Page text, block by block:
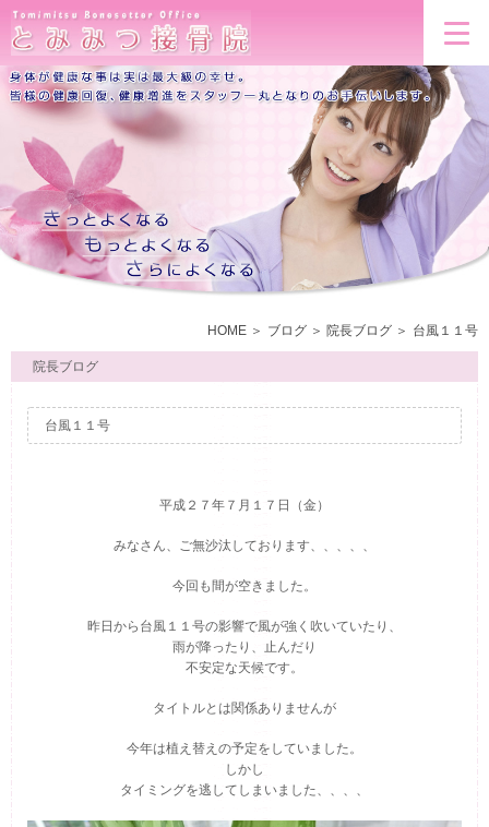
HOME ブログ 院長ブログ 台風１１号
院長ブログ
台風１１号
平成２７年７月１７日（金）
みなさん、ご無沙汰しております、、、、、
今回も間が空きました。
昨日から台風１１号の影響で風が強く吹いていたり、
雨が降ったり、止んだり
不安定な天候です。
タイトルとは関係ありませんが
今年は植え替えの予定をしていました。
しかし
タイミングを逃してしまいました、、、、